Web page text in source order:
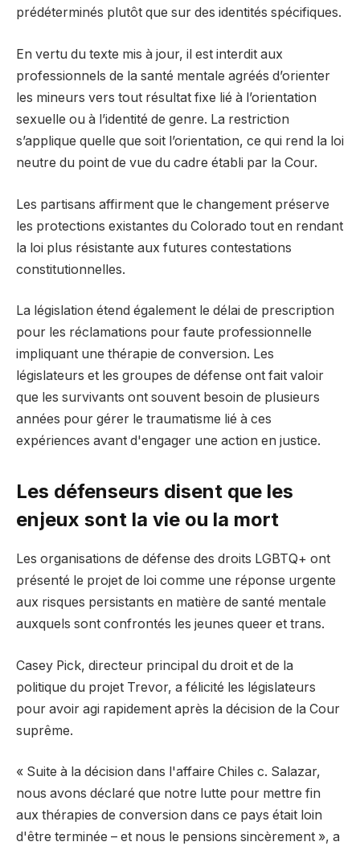
prédéterminés plutôt que sur des identités spécifiques.
En vertu du texte mis à jour, il est interdit aux
professionnels de la santé mentale agréés d’orienter
les mineurs vers tout résultat fixe lié à l’orientation
sexuelle ou à l’identité de genre. La restriction
s’applique quelle que soit l’orientation, ce qui rend la loi
neutre du point de vue du cadre établi par la Cour.
Les partisans affirment que le changement préserve
les protections existantes du Colorado tout en rendant
la loi plus résistante aux futures contestations
constitutionnelles.
La législation étend également le délai de prescription
pour les réclamations pour faute professionnelle
impliquant une thérapie de conversion. Les
législateurs et les groupes de défense ont fait valoir
que les survivants ont souvent besoin de plusieurs
années pour gérer le traumatisme lié à ces
expériences avant d'engager une action en justice.
Les défenseurs disent que les
enjeux sont la vie ou la mort
Les organisations de défense des droits LGBTQ+ ont
présenté le projet de loi comme une réponse urgente
aux risques persistants en matière de santé mentale
auxquels sont confrontés les jeunes queer et trans.
Casey Pick, directeur principal du droit et de la
politique du projet Trevor, a félicité les législateurs
pour avoir agi rapidement après la décision de la Cour
suprême.
« Suite à la décision dans l'affaire Chiles c. Salazar,
nous avons déclaré que notre lutte pour mettre fin
aux thérapies de conversion dans ce pays était loin
d'être terminée – et nous le pensions sincèrement », a